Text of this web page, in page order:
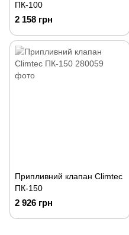
ПК-100
2 158 грн
Припливний клапан Climtec
ПК-150
2 926 грн